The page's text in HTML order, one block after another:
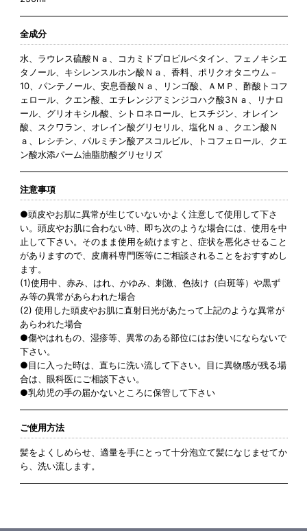
全成分
水、ラウレス硫酸Ｎａ、コカミドプロピルベタイン、フェノキシエ
タノール、キシレンスルホン酸Ｎａ、香料、ポリクオタニウム－
10、パンテノール、安息香酸Ｎａ、リンゴ酸、ＡＭＰ、酢酸トコフ
ェロール、クエン酸、エチレンジアミンジコハク酸3Ｎａ、リナロ
ール、グリオキシル酸、シトロネロール、ヒスチジン、オレイン
酸、スクワラン、オレイン酸グリセリル、塩化Ｎａ、クエン酸Ｎ
ａ、レシチン、パルミチン酸アスコルビル、トコフェロール、クエ
ン酸水添パーム油脂肪酸グリセリズ
注意事項
●頭皮やお肌に異常が生じていないかよく注意して使用して下さ
い。頭皮やお肌に合わない時、即ち次のような場合には、使用を中
止して下さい。そのまま使用を続けますと、症状を悪化させること
がありますので、皮膚科専門医等にご相談されることをおすすめし
ます。
(1)使用中、赤み、はれ、かゆみ、刺激、色抜け（白斑等）や黒ず
み等の異常があらわれた場合
(2) 使用した頭皮やお肌に直射日光があたって上記のような異常が
あらわれた場合
●傷やはれもの、湿疹等、異常のある部位にはお使いにならないで
下さい。
●目に入った時は、直ちに洗い流して下さい。目に異物感が残る場
合は、眼科医にご相談下さい。
●乳幼児の手の届かないところに保管して下さい
ご使用方法
髪をよくしめらせ、適量を手にとって十分泡立て髪になじませてか
ら、洗い流します。